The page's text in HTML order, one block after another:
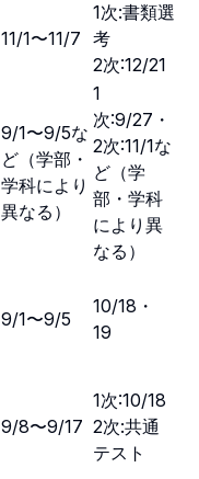
11/1〜11/7
1次:書類選
考
2次:12/21
9/1〜9/5な
ど（学部・
学科により
異なる）
1
次:9/27・
2次:11/1な
ど（学
部・学科
により異
なる）
9/1〜9/5
10/18・
19
9/8〜9/17
1次:10/18
2次:共通
テスト